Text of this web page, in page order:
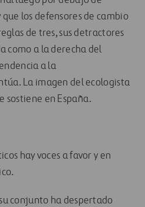
los defensores de cambio
de tres, sus detractores
como a la derecha del
a la
La imagen del ecologista
sostiene en España.
hay voces a favor y en
conjunto ha despertado